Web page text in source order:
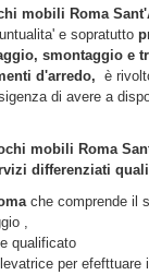
mobili Roma
e sopratutto
smontaggio e
d'arredo, è
di avere a
mobili Roma
differenziati
che comprende il
,
qualificato
per efefttuare